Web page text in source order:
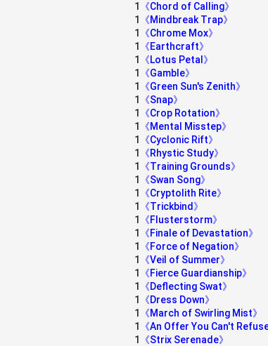
1
《Chord of Calling》
1
《Mindbreak Trap》
1
《Chrome Mox》
1
《Earthcraft》
1
《Lotus Petal》
1
《Gamble》
1
《Green Sun's Zenith》
1
《Snap》
1
《Crop Rotation》
1
《Mental Misstep》
1
《Cyclonic Rift》
1
《Rhystic Study》
1
《Training Grounds》
1
《Swan Song》
1
《Cryptolith Rite》
1
《Trickbind》
1
《Flusterstorm》
1
《Finale of Devastation》
1
《Force of Negation》
1
《Veil of Summer》
1
《Fierce Guardianship》
1
《Deflecting Swat》
1
《Dress Down》
1
《March of Swirling Mist》
1
《An Offer You Can't
1
《Strix Serenade》